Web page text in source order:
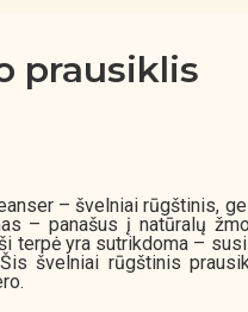
prausiklis
– švelniai rūgštinis,
– panašus į natūralų
terpė yra sutrikdoma –
švelniai rūgštinis